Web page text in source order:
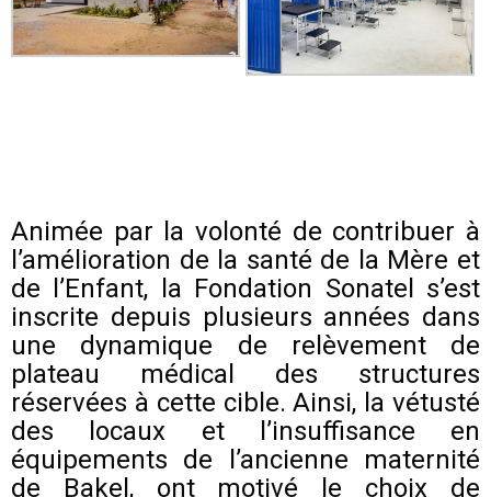
Animée par la volonté de contribuer à
l’amélioration de la santé de la Mère et
de l’Enfant, la Fondation Sonatel s’est
inscrite depuis plusieurs années dans
une dynamique de relèvement de
plateau médical des structures
réservées à cette cible. Ainsi, la vétusté
des locaux et l’insuffisance en
équipements de l’ancienne maternité
de Bakel, ont motivé le choix de